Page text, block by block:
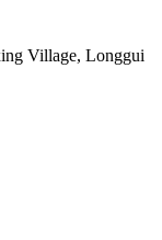
Village, Longgui